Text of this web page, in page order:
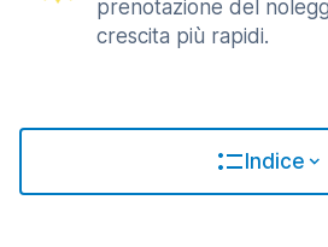
prenotazione del
crescita più rapidi.
Indice